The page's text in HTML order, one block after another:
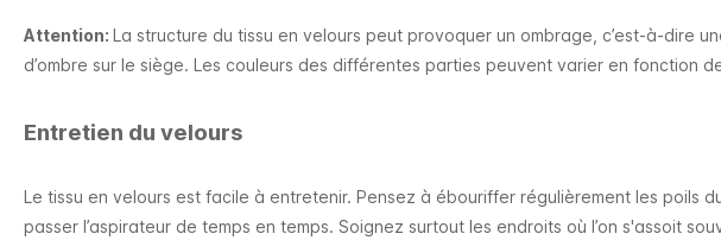
Attention: La structure du tissu en velours peut provoquer un ombrage, c’est-à-dire
d’ombre sur le siège. Les couleurs des différentes parties peuvent varier en fonction
Entretien du velours
Le tissu en velours est facile à entretenir. Pensez à ébouriffer régulièrement les poils
passer l’aspirateur de temps en temps. Soignez surtout les endroits où l’on s'assoit